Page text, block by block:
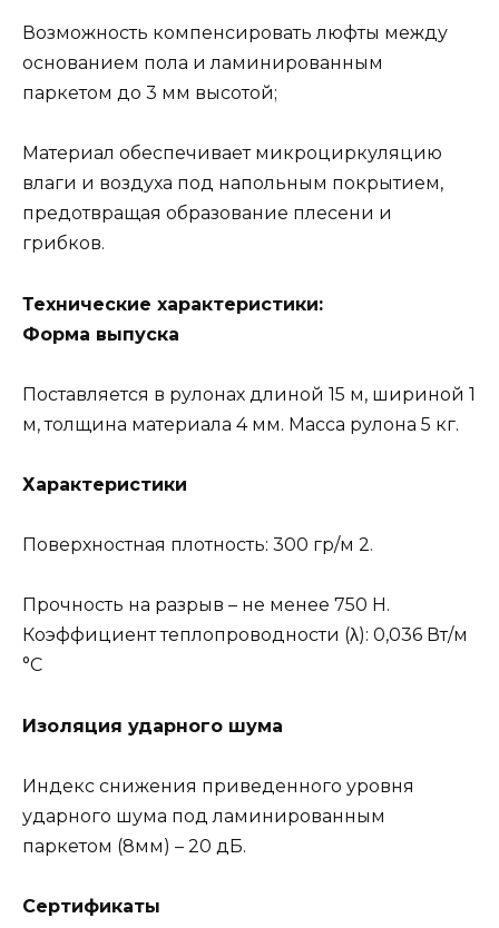
Возможность компенсировать люфты между
основанием пола и ламинированным
паркетом до 3 мм высотой;
Материал обеспечивает микроциркуляцию
влаги и воздуха под напольным покрытием,
предотвращая образование плесени и
грибков.
Технические характеристики:
Форма выпуска
Поставляется в рулонах длиной 15 м, шириной 1
м, толщина материала 4 мм. Масса рулона 5 кг.
Характеристики
Поверхностная плотность: 300 гр/м 2.
Прочность на разрыв – не менее 750 Н.
Коэффициент теплопроводности (λ): 0,036 Вт/м
°С
Изоляция ударного шума
Индекс снижения приведенного уровня
ударного шума под ламинированным
паркетом (8мм) – 20 дБ.
Сертификаты